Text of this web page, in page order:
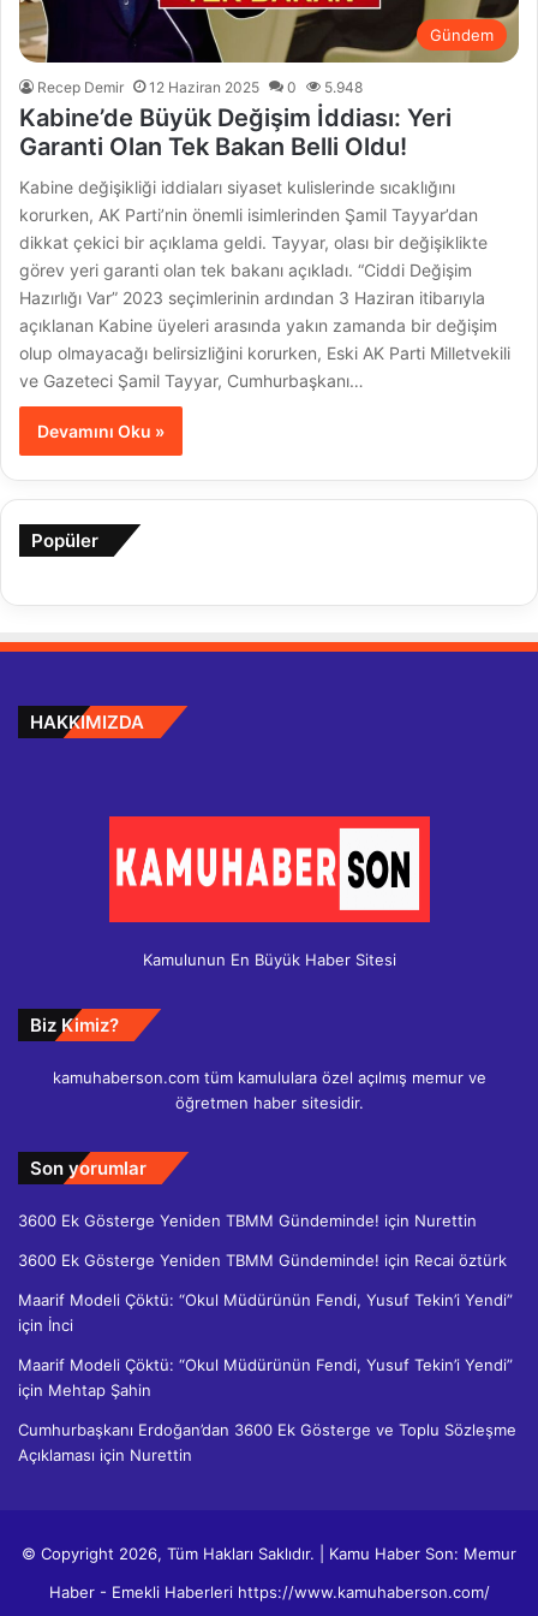
Gündem
Recep Demir 12 Haziran 2025 0 5.948
Kabine’de Büyük Değişim İddiası: Yeri
Garanti Olan Tek Bakan Belli Oldu!
Kabine değişikliği iddiaları siyaset kulislerinde sıcaklığını
korurken, AK Parti’nin önemli isimlerinden Şamil Tayyar’dan
dikkat çekici bir açıklama geldi. Tayyar, olası bir değişiklikte
görev yeri garanti olan tek bakanı açıkladı. “Ciddi Değişim
Hazırlığı Var” 2023 seçimlerinin ardından 3 Haziran itibarıyla
açıklanan Kabine üyeleri arasında yakın zamanda bir değişim
olup olmayacağı belirsizliğini korurken, Eski AK Parti Milletvekili
ve Gazeteci Şamil Tayyar, Cumhurbaşkanı…
Devamını Oku »
Popüler
HAKKIMIZDA
Kamulunun En Büyük Haber Sitesi
Biz Kimiz?
kamuhaberson.com tüm kamululara özel açılmış memur ve
öğretmen haber sitesidir.
Son yorumlar
3600 Ek Gösterge Yeniden TBMM Gündeminde! için Nurettin
3600 Ek Gösterge Yeniden TBMM Gündeminde! için Recai öztürk
Maarif Modeli Çöktü: “Okul Müdürünün Fendi, Yusuf Tekin’i Yendi”
için İnci
Maarif Modeli Çöktü: “Okul Müdürünün Fendi, Yusuf Tekin’i Yendi”
için Mehtap Şahin
Cumhurbaşkanı Erdoğan’dan 3600 Ek Gösterge ve Toplu Sözleşme
Açıklaması için Nurettin
© Copyright 2026, Tüm Hakları Saklıdır. | Kamu Haber Son: Memur
Haber - Emekli Haberleri https://www.kamuhaberson.com/